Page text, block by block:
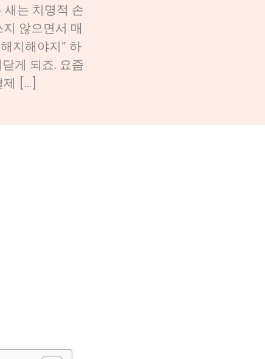
는 치명적 손
않으면서 매
지해야지” 하
게 되죠. 요즘
제 […]